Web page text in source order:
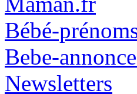
Bébé-
Bebe-
Newsletters